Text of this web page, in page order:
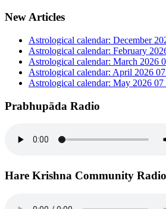
New Articles
Astrological calendar: December
Astrological calendar: February
Astrological calendar: March 2026
Astrological calendar: April 2026
Astrological calendar: May 2026 07
Prabhupāda Radio
Hare Krishna Community Radio